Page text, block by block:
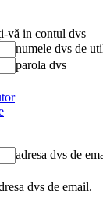
vă in contul dvs
numele dvs de
parola dvs
adresa dvs de
dvs de email.